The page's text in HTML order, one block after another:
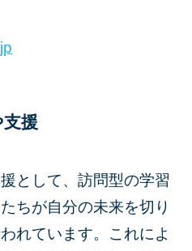
援
として、訪問型の学習
ちが自分の未来を切り
れています。これによ